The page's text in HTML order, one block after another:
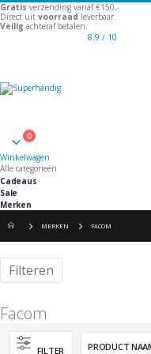
Gratis verzending vanaf €150,-
Direct uit voorraad leverbaar.
Veilig achteraf betalen.
8.9 / 10
Winkelwagen
0
Winkelwagen
Alle categorieën
Cadeaus
Sale
Merken
MERKEN FACOM
Facom
FILTER
Filteren